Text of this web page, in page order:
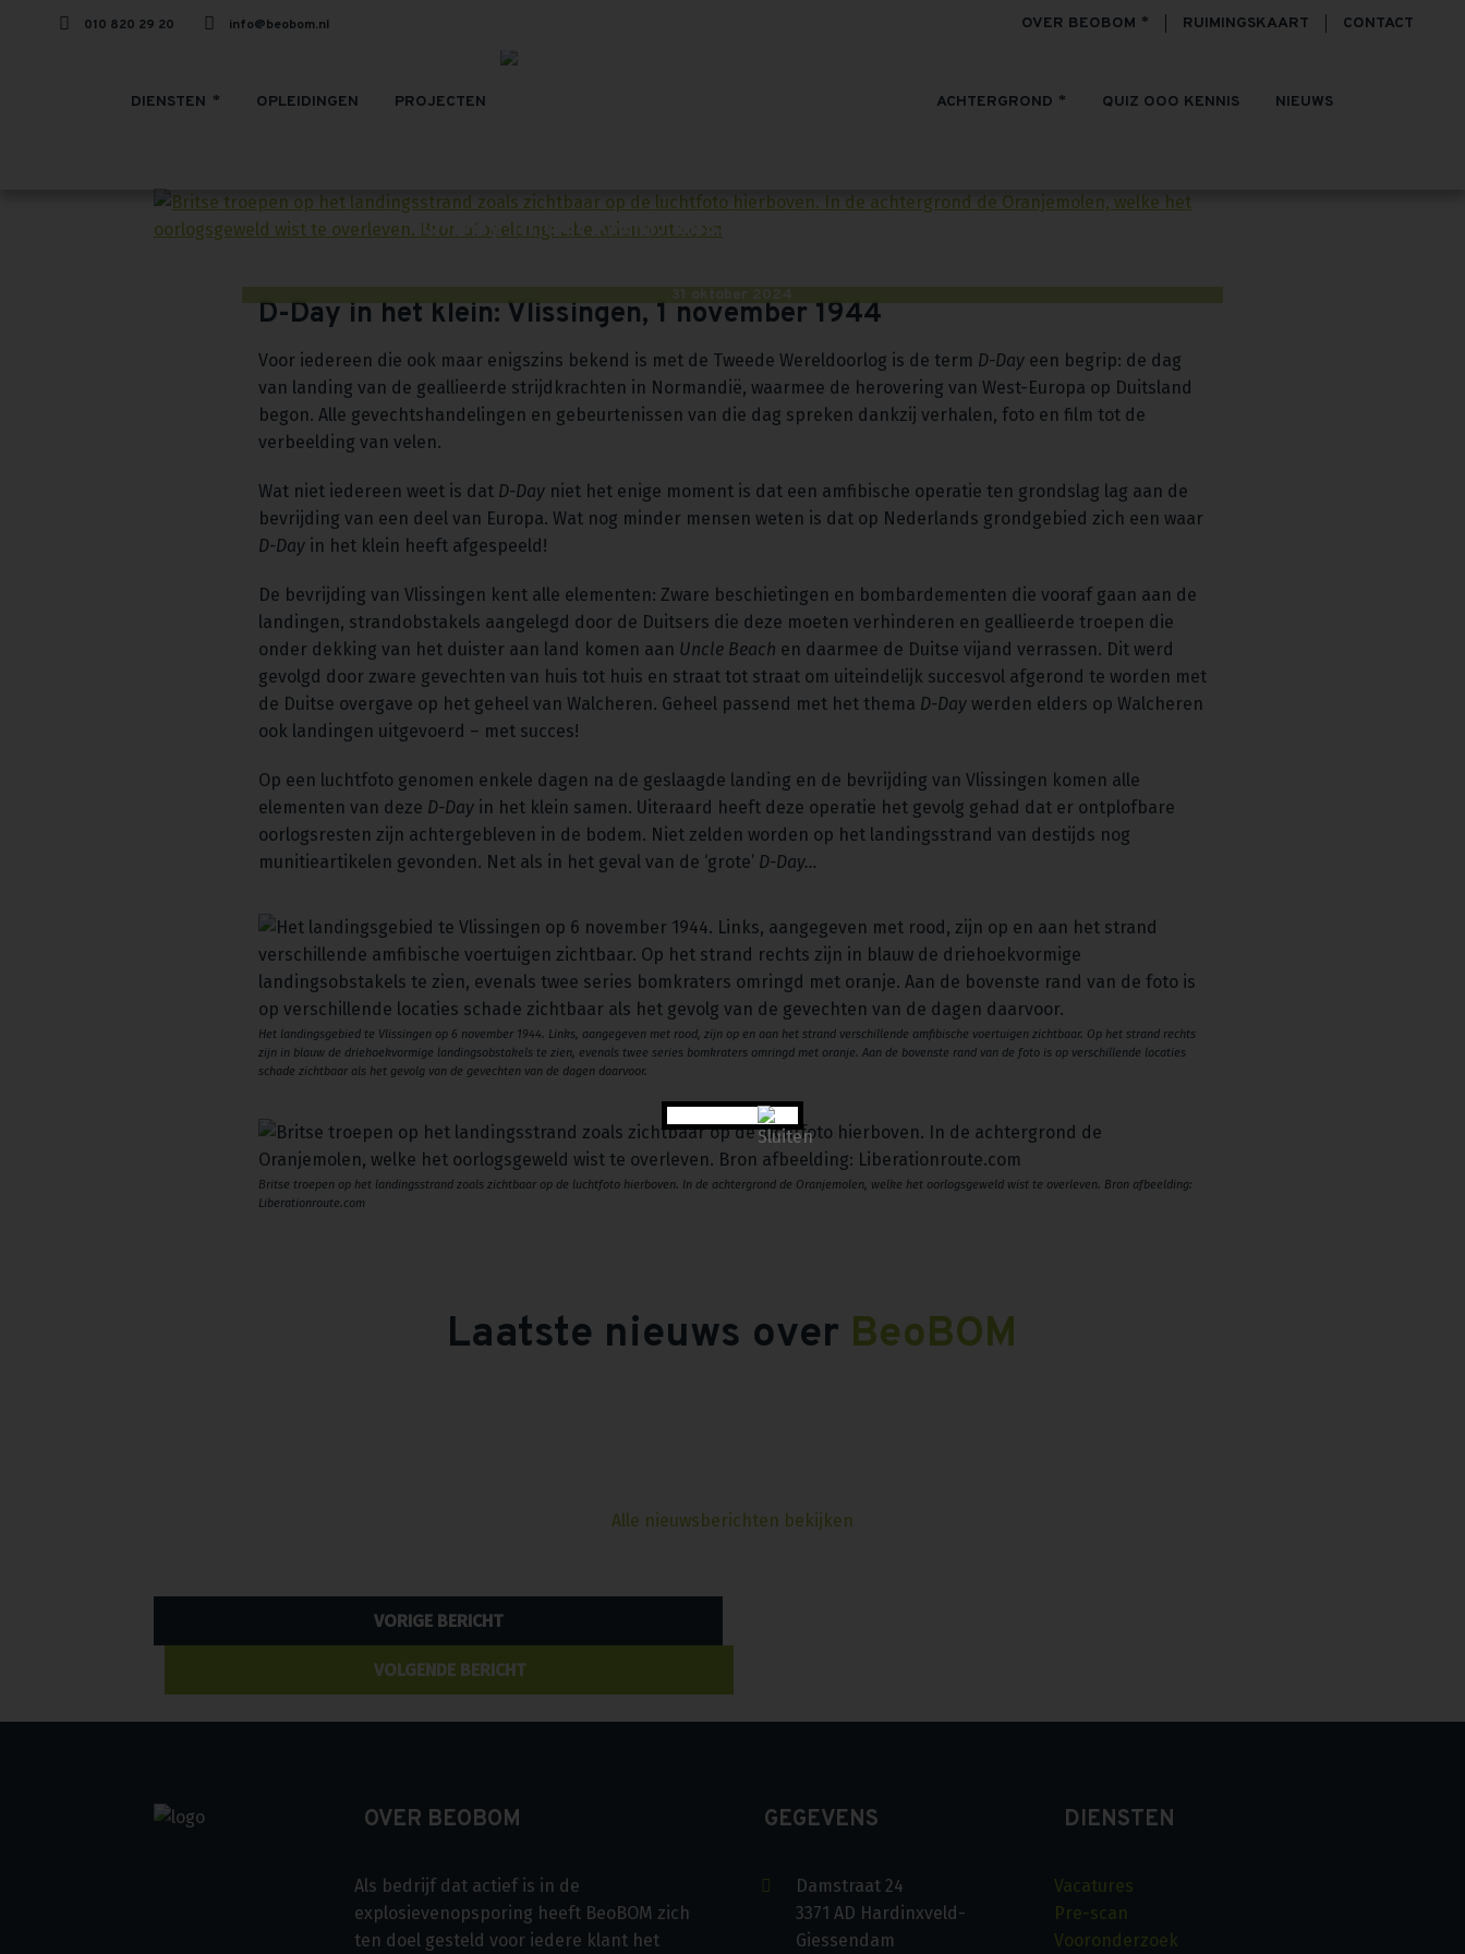
010 820 29 20 info@beobom.nl OVER BEOBOM RUIMINGSKAART CONTACT
DIENSTEN OPLEIDINGEN PROJECTEN ACHTERGROND QUIZ OOO KENNIS NIEUWS
D-Day in het klein: Vlissingen, 1 november 1944
31 oktober 2024
D-Day in het klein: Vlissingen, 1 november 1944
Voor iedereen die ook maar enigszins bekend is met de Tweede Wereldoorlog is de term D-Dayeen begrip: de dag
van landing van de geallieerde strijdkrachten in Normandië, waarmee de herovering van West-Europa op Duitsland
begon. Alle gevechtshandelingen en gebeurtenissen van die dag spreken dankzij verhalen, foto en film tot de
verbeelding van velen.
Wat niet iedereen weet is dat D-Dayniet het enige moment is dat een amfibische operatie ten grondslag lag aan de
bevrijding van een deel van Europa. Wat nog minder mensen weten is dat op Nederlands grondgebied zich een waar
D-Day in het klein heeft afgespeeld!
De bevrijding van Vlissingen kent alle elementen: Zware beschietingen en bombardementen die vooraf gaan aan de
landingen, strandobstakels aangelegd door de Duitsers die deze moeten verhinderen en geallieerde troepen die
onder dekking van het duister aan land komen aan Uncle Beach en daarmee de Duitse vijand verrassen. Dit werd
gevolgd door zware gevechten van huis tot huis en straat tot straat om uiteindelijk succesvol afgerond te worden met
de Duitse overgave op het geheel van Walcheren. Geheel passend met het thema D-Daywerden elders op Walcheren
ook landingen uitgevoerd – met succes!
Op een luchtfoto genomen enkele dagen na de geslaagde landing en de bevrijding van Vlissingen komen alle
elementen van deze D-Dayin het klein samen. Uiteraard heeft deze operatie het gevolg gehad dat er ontplofbare
oorlogsresten zijn achtergebleven in de bodem. Niet zelden worden op het landingsstrand van destijds nog
munitieartikelen gevonden. Net als in het geval van de ‘grote’ D-Day…
Het landingsgebied te Vlissingen op 6 november 1944. Links, aangegeven met rood, zijn op en aan het strand verschillende amfibische voertuigen zichtbaar. Op het strand rechts
zijn in blauw de driehoekvormige landingsobstakels te zien, evenals twee series bomkraters omringd met oranje. Aan de bovenste rand van de foto is op verschillende locaties
schade zichtbaar als het gevolg van de gevechten van de dagen daarvoor.
Britse troepen op het landingsstrand zoals zichtbaar op de luchtfoto hierboven. In de achtergrond de Oranjemolen, welke het oorlogsgeweld wist te overleven. Bron afbeelding:
Liberationroute.com
Laatste nieuws over BeoBOM
Alle nieuwsberichten bekijken
navigatie
VORIGE BERICHT
VOLGENDE BERICHT
OVER BEOBOM
Als bedrijf dat actief is in de
explosievenopsporing heeft BeoBOM zich
ten doel gesteld voor iedere klant het
GEGEVENS
Damstraat 24
3371 AD Hardinxveld-
Giessendam
DIENSTEN
Vacatures
Pre-scan
Vooronderzoek